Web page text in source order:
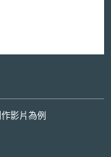
影片為例